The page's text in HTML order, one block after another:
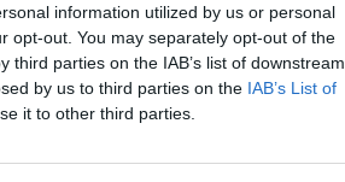
information utilized by us or personal
opt-out. You may separately opt-out of the
parties on the IAB’s list of downstream
by us to third parties on the IAB’s List of
it to other third parties.